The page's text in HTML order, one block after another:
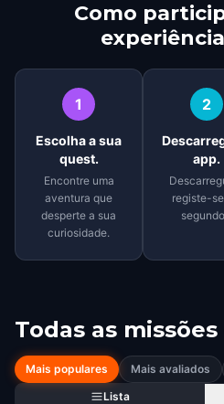
Como
1
Escolha a sua
quest.
Encontre uma
aventura que
desperte a sua
curiosidade.
2
app.
registe-
Todas as
Mais populares Mais avaliados
Lista